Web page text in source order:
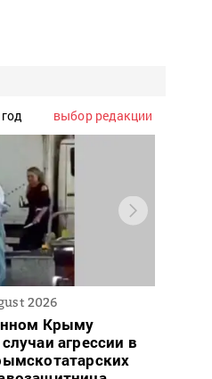
выбор редакции
2026
Крыму
агрессии в